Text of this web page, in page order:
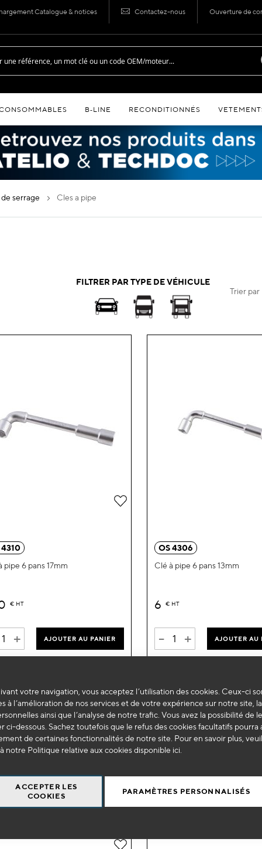
votre navigation, vous acceptez l’utilisation des cookies. Ceux-ci
à l’amélioration de nos services et de votre expérience sur notre site,
ainsi que l’analyse de notre trafic. Vous avez la possibilité de
ci-dessous. Sachez toutefois que le refus des cookies facultatifs pourra
de certaines fonctionnalités de notre site. Pour en savoir plus,
notre Politique relative aux cookies disponible ici
ACCEPTER LES
COOKIES
PARAMÈTRES PERSONNALISÉS
Catalogue & notices Contactez-nous Ouverture de
B‑LINE RECONDITIONNÉS
de serrage cles a pipe
FILTRER PAR TYPE DE VÉHICULE
Trier par
4310
pipe 6 pans 17mm
€ HT
+ AJOUTER AU PANIER
Ajouter
OS 4306
Clé à pipe 6 pans 13mm
6 € HT
- + AJOUTER AU
Ajouter